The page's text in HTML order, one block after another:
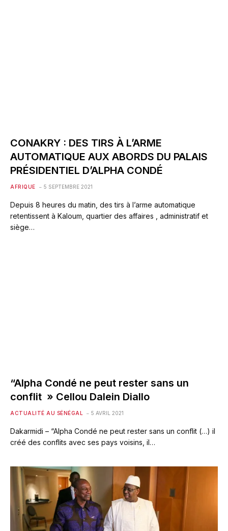
CONAKRY : DES TIRS À L’ARME
AUTOMATIQUE AUX ABORDS DU PALAIS
PRÉSIDENTIEL D’ALPHA CONDÉ
AFRIQUE 5 SEPTEMBRE 2021
Depuis 8 heures du matin, des tirs à l’arme automatique
retentissent à Kaloum, quartier des affaires , administratif et
siège…
“Alpha Condé ne peut rester sans un
conflit » Cellou Dalein Diallo
ACTUALITÉ AU SÉNÉGAL 5 AVRIL 2021
Dakarmidi – “Alpha Condé ne peut rester sans un conflit (…) il
créé des conflits avec ses pays voisins, il…